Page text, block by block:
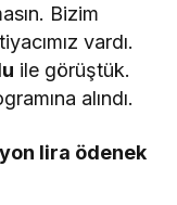
Bizim
vardı.
ile görüştük.
alındı.
lira ödenek